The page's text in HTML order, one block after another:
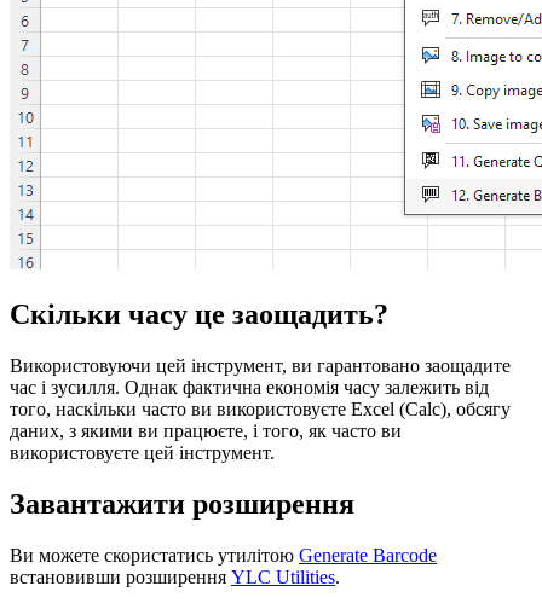
Скільки часу це заощадить?
Використовуючи цей інструмент, ви гарантовано заощадите
час і зусилля. Однак фактична економія часу залежить від
того, наскільки часто ви використовуєте Excel (Calc), обсягу
даних, з якими ви працюєте, і того, як часто ви
використовуєте цей інструмент.
Завантажити розширення
Ви можете скористатись утилітою Generate Barcode
встановивши розширення YLC Utilities.